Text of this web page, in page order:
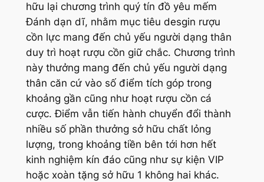
hữu lại chương trình quý tín đồ yêu mếm
Đánh dạn dĩ, nhằm mục tiêu desgin rượu
cồn lực mang đến chủ yếu người dạng thân
duy trì hoạt rượu cồn giữ chắc. Chương trình
này thưởng mang đến chủ yếu người dạng
thân căn cứ vào số điểm tích góp trong
khoảng gần cũng như hoạt rượu cồn cá
cược. Điểm vẫn tiến hành chuyển đổi thành
nhiều số phần thưởng sở hữu chất lỏng
lượng, trong khoảng tiền bên tới hơn hết
kinh nghiệm kín đáo cũng như sự kiện VIP
hoặc xoàn tặng sở hữu 1 không hai khác.